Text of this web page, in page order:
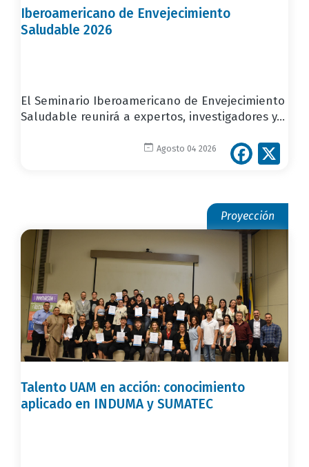
Iberoamericano de Envejecimiento
Saludable 2026
El Seminario Iberoamericano de Envejecimiento
Saludable reunirá a expertos, investigadores y...
Agosto 04 2026
Proyección
Talento UAM en acción: conocimiento
aplicado en INDUMA y SUMATEC